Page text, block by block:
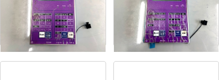
協立アスリック
式U-Port Pro
式-
メーカー 協立アスリック
式U-Port Pro
式-